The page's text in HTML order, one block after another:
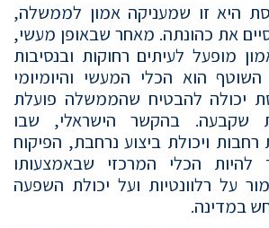
היא זו שמעניקה אמון לממשלה,
את כהונתה. מאחר שבאופן מעשי,
מופעל לעיתים רחוקות ובנסיבות
השוטף הוא הכלי המעשי והיומיומי
יכולה להבטיח שהממשלה פועלת
שקבעה. בהקשר הישראלי, שבו
ויכולת ביצוע נרחבת, הפיקוח
להיות הכלי המרכזי שבאמצעותו
על רלוונטיות ועל יכולת השפעה
במדינה.